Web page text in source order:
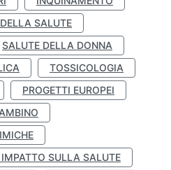
SALUTE
SALUTE DELLA DONNA
TOSSICOLOGIA
PROGETTI EUROPEI
SULLA SALUTE